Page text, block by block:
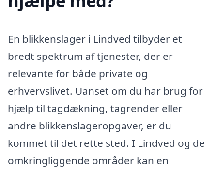
En blikkenslager i Lindved tilbyder et
bredt spektrum af tjenester, der er
relevante for både private og
erhvervslivet. Uanset om du har brug for
hjælp til tagdækning, tagrender eller
andre blikkenslageropgaver, er du
kommet til det rette sted. I Lindved og de
omkringliggende områder kan en